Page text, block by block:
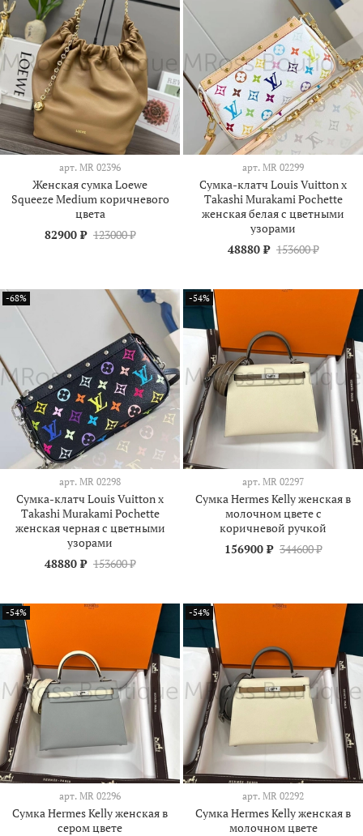
арт. МR 02396
Женская сумка Loewe
Squeeze Medium коричневого
цвета
82900 ₽ 123000 ₽
арт. МR 02299
Сумка-клатч Louis Vuitton x
Takashi Murakami Pochette
женская белая c цветными
узорами
48880 ₽ 153600 ₽
-68%
арт. МR 02298
Сумка-клатч Louis Vuitton x
Takashi Murakami Pochette
женская черная c цветными
узорами
48880 ₽ 153600 ₽
-54%
арт. МR 02297
Сумка Hermes Kelly женская в
молочном цвете с
коричневой ручкой
156900 ₽ 344600 ₽
-54%
арт. МR 02296
Сумка Hermes Kelly женская в
сером цвете
-54%
арт. МR 02292
Сумка Hermes Kelly женская в
молочном цвете